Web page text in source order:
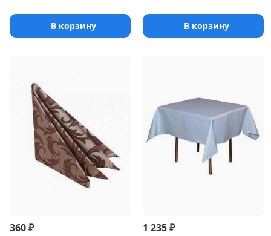
В корзину В корзину
360₽ 1 235₽